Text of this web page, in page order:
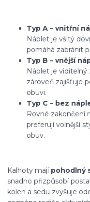
Typ A – vnitřní
Náplet je všitý
pomáhá zabránit
Typ B – vnější
Náplet je viditelný
zároveň zajišťuje
obuvi.
Typ C – bez
Rovné zakončení
preferují volnější
obuv.
Kalhoty mají pohodlný
snadno přizpůsobí
kolen a sedu zvyšuje